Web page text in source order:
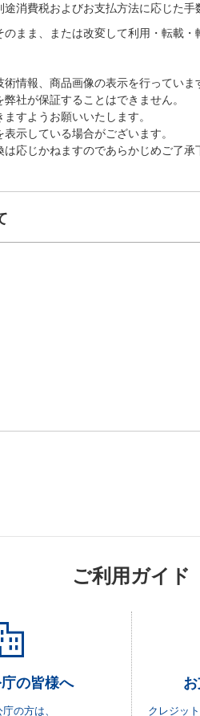
消費税およびお支払方法に応じた手
まま、または改変して利用・転載・
情報、商品画像の表示を行っていま
社が保証することはできません。
すようお願いいたします。
示している場合がございます。
応じかねますのであらかじめご了承
ご利用ガイド
の皆様へ
の方は、 クレジッ